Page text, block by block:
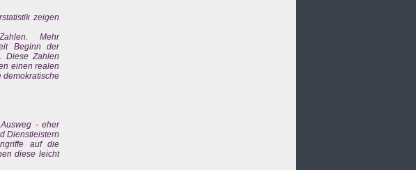
zeigen
Mehr
Beginn der
Diese Zahlen
einen realen
demokratische
- eher
Dienstleistern
auf die
diese leicht